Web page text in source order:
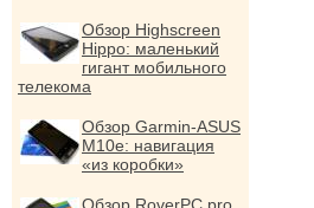
Обзор Highscreen
Hippo: маленький
гигант мобильного
телекома
Обзор Garmin-ASUS
M10e: навигация
«из коробки»